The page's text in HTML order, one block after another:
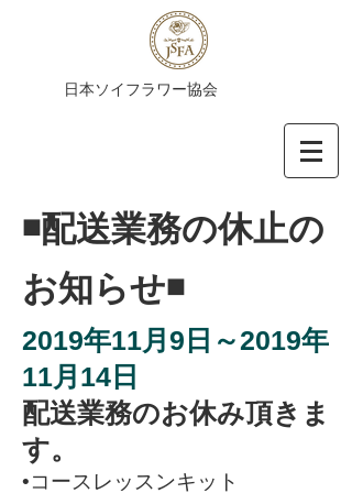
​日本ソイフラワー協会
​◾️配送業務の休止の
お知らせ◾️
2019年11月9日～2019年
11月14日
配送業務のお休み頂きま
す。
•コースレッスンキット